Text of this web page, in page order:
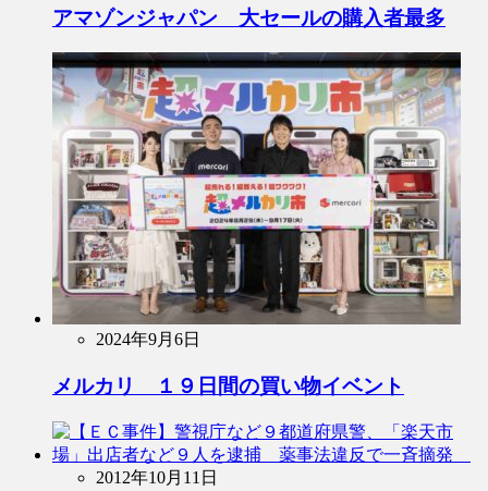
アマゾンジャパン 大セールの購入者最多
2024年9月6日
メルカリ １９日間の買い物イベント
2012年10月11日